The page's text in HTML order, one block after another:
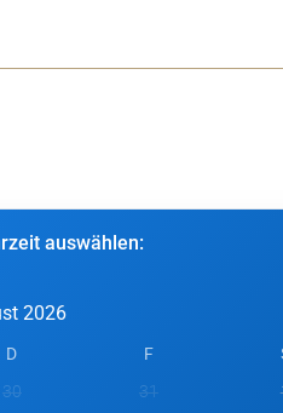
auswählen:
2026
D F
30 31